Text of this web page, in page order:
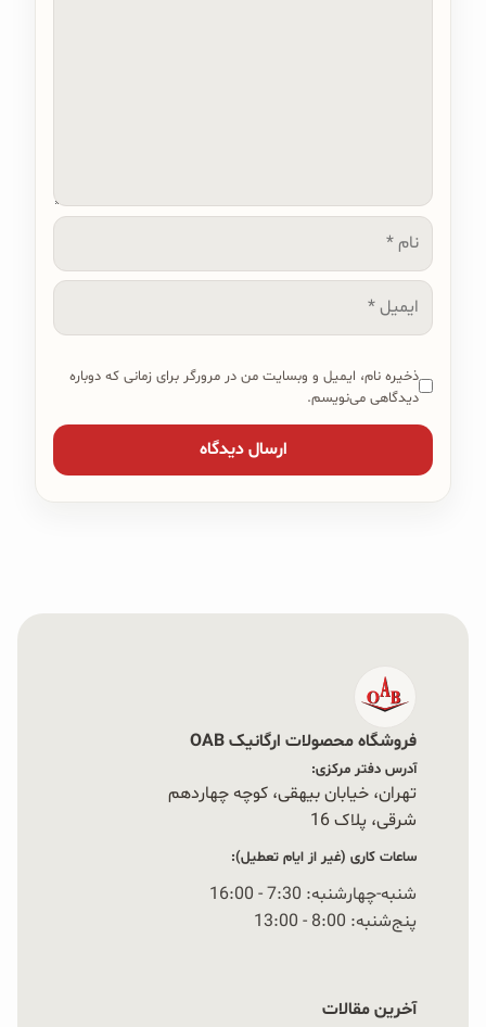
نام
ایمیل
ذخیره نام، ایمیل و وبسایت من در مرورگر برای زمانی که دوباره
دیدگاهی می‌نویسم.
فروشگاه محصولات ارگانیک OAB
آدرس دفتر مرکزی:
تهران، خیابان بیهقی، کوچه چهاردهم
شرقی، پلاک 16‭
ساعات کاری (غیر از ایام تعطیل):
شنبه-چهارشنبه: 7:30 - 16:00
پنج‌شنبه: 8:00 - 13:00
آخرین مقالات